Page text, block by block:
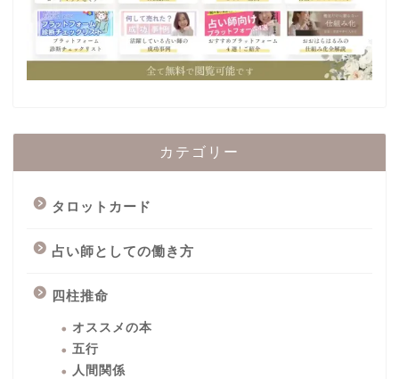
カテゴリー
タロットカード
占い師としての働き方
四柱推命
オススメの本
五行
人間関係